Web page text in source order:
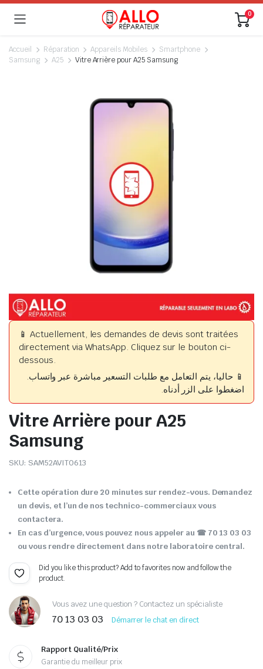
0
Accueil Réparation Appareils Mobiles
Smartphone
Samsung
A25 Vitre Arrière pour A25 Samsung
📱 Actuellement, les demandes de devis sont traitées
directement via WhatsApp. Cliquez sur le bouton ci-
dessous.
📱 حاليا، يتم التعامل مع طلبات التسعير مباشرة عبر واتساب.
اضغطوا على الزر أدناه.
Vitre Arrière pour A25
Samsung
SKU: SAM52AVIT0613
Cette opération dure 20 minutes sur rendez-vous. Demandez
un devis, et l’un de nos technico-commerciaux vous
contactera.
En cas d’urgence, vous pouvez nous appeler au ☎ 70 13 03 03
ou vous rendre directement dans notre laboratoire central.
Did you like this product? Add to favorites now and follow the
product.
Vous avez une question ? Contactez un spécialiste
70 13 03 03 Démarrer le chat en direct
Rapport Qualité/Prix
Garantie du meilleur prix